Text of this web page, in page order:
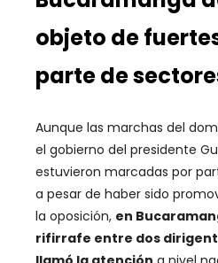
objeto de
parte de
Aunque las marchas del
el gobierno del presidente
estuvieron marcadas por
a pesar de haber sido
la oposición, en
rifirrafe entre dos